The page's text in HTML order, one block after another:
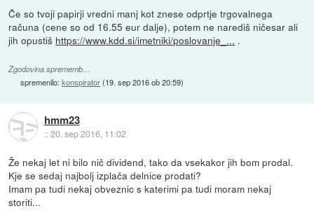
Če so tvoji papirji vredni manj kot znese odprtje trgovalnega
računa (cene so od 16.55 eur dalje), potem ne narediš ničesar ali
jih opustiš https://www.kdd.si/imetniki/poslovanje_... .
Zgodovina sprememb…
spremenilo:konspirator(19. sep 2016 ob 20:59)
hmm23
::20. sep 2016, 11:02
Že nekaj let ni bilo nič dividend, tako da vsekakor jih bom prodal.
Kje se sedaj najbolj izplača delnice prodati?
Imam pa tudi nekaj obveznic s katerimi pa tudi moram nekaj
storiti...